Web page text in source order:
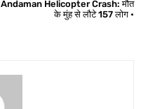
Andaman Helicopter Crash: मौत
के मुंह से लौटे 157 लोग •